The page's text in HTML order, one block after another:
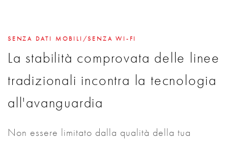
SENZA DATI MOBILI/SENZA WI-FI
La stabilità comprovata delle linee
tradizionali incontra la tecnologia
all'avanguardia
Non essere limitato dalla qualità della tua